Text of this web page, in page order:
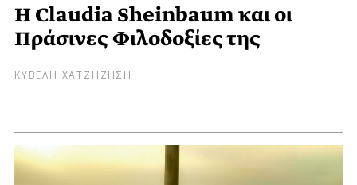
Η Claudia Sheinbaum και οι
Πράσινες Φιλοδοξίες της
ΚΥΒΕΛΗ ΧΑΤΖΗΖΗΣΗ